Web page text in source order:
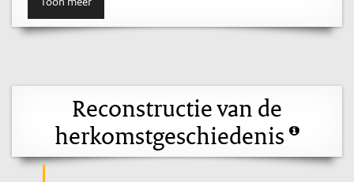
Reconstructie van de
herkomstgeschiedenis